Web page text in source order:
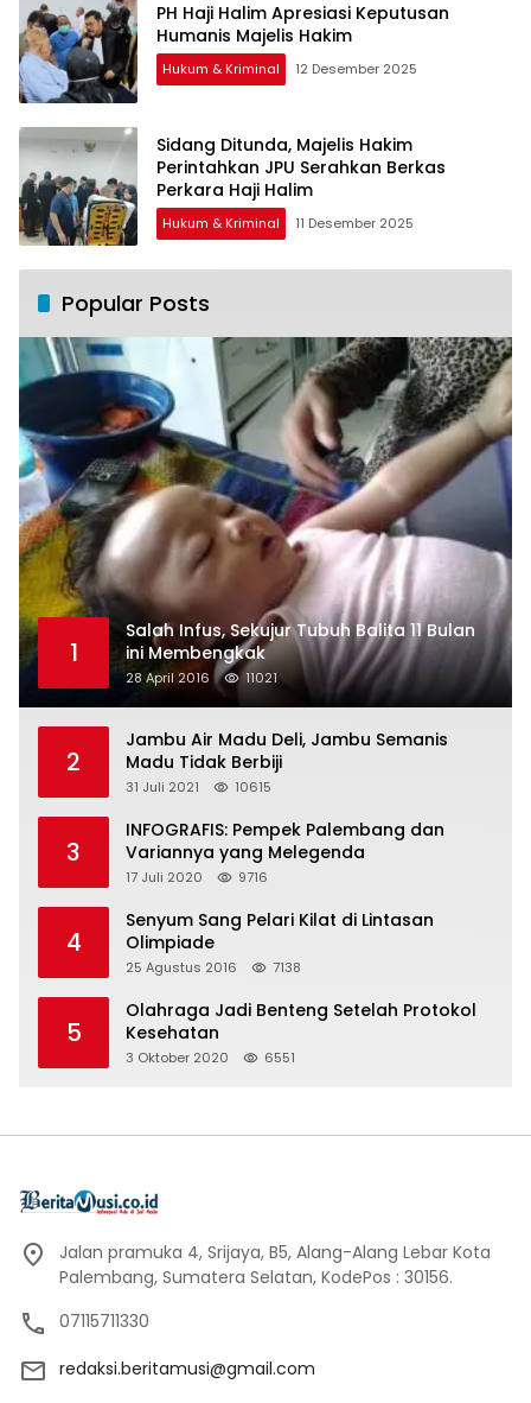
PH Haji Halim Apresiasi Keputusan
Humanis Majelis Hakim
Hukum & Kriminal 12 Desember 2025
Sidang Ditunda, Majelis Hakim
Perintahkan JPU Serahkan Berkas
Perkara Haji Halim
Hukum & Kriminal 11 Desember 2025
Popular Posts
1
Salah Infus, Sekujur Tubuh Balita 11 Bulan
ini Membengkak
28 April 2016 11021
2
Jambu Air Madu Deli, Jambu Semanis
Madu Tidak Berbiji
31 Juli 2021 10615
3
INFOGRAFIS: Pempek Palembang dan
Variannya yang Melegenda
17 Juli 2020 9716
4
Senyum Sang Pelari Kilat di Lintasan
Olimpiade
25 Agustus 2016 7138
5
Olahraga Jadi Benteng Setelah Protokol
Kesehatan
3 Oktober 2020 6551
Jalan pramuka 4, Srijaya, B5, Alang-Alang Lebar Kota
Palembang, Sumatera Selatan, KodePos : 30156.
07115711330
redaksi.beritamusi@gmail.com